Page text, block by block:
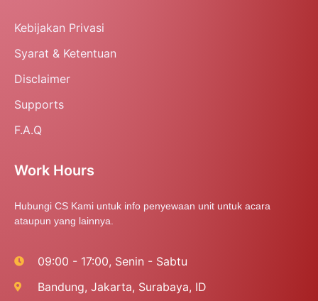
Kebijakan Privasi
Syarat & Ketentuan
Disclaimer
Supports
F.A.Q
Work Hours
Hubungi CS Kami untuk info penyewaan unit untuk acara
ataupun yang lainnya.
09:00 - 17:00, Senin - Sabtu
Bandung, Jakarta, Surabaya, ID